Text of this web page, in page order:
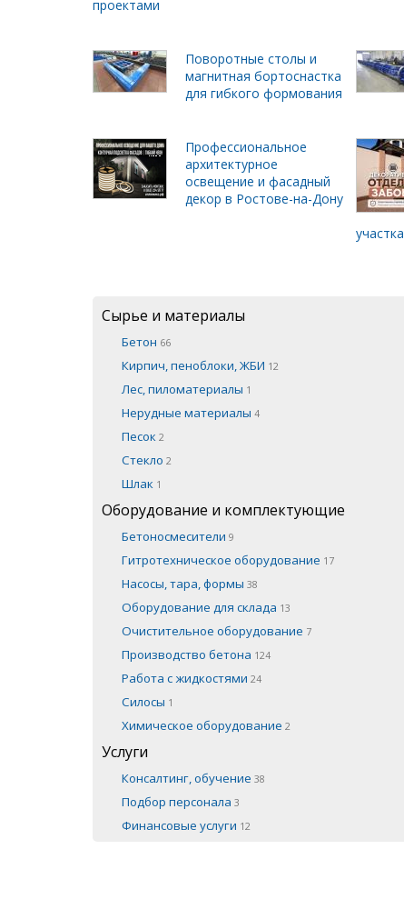
проектами
Поворотные столы и
магнитная бортоснастка
для гибкого формования
Профессиональное
архитектурное
освещение и фасадный
декор в Ростове-на-Дону
участка
Сырье и материалы
Бетон 66
Кирпич, пеноблоки, ЖБИ 12
Лес, пиломатериалы 1
Нерудные материалы 4
Песок 2
Стекло 2
Шлак 1
Оборудование и комплектующие
Бетоносмесители 9
Гитротехническое оборудование 17
Насосы, тара, формы 38
Оборудование для склада 13
Очистительное оборудование 7
Производство бетона 124
Работа с жидкостями 24
Силосы 1
Химическое оборудование 2
Услуги
Консалтинг, обучение 38
Подбор персонала 3
Финансовые услуги 12